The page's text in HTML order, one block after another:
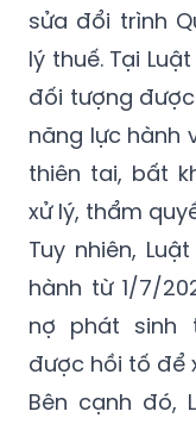
sửa đổi trình
lý thuế. Tại
đối tượng
năng lực hành
thiên tai, bất
xử lý, thẩm
Tuy nhiên,
hành từ 1/7/
nợ phát sinh
được hồi tố để
Bên cạnh đó,